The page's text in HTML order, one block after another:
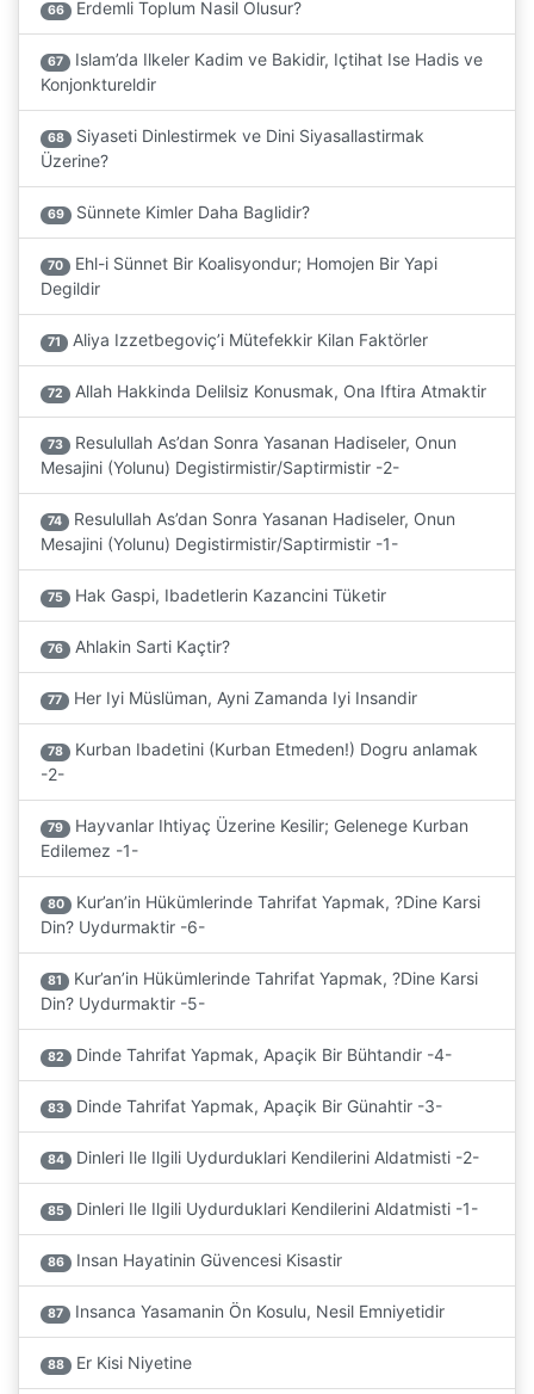
66 Erdemli Toplum Nasil Olusur?
67
Islam’da Ilkeler Kadim ve Bakidir, Içtihat Ise Hadis ve
Konjonktureldir
68
Siyaseti Dinlestirmek ve Dini Siyasallastirmak
Üzerine?
69 Sünnete Kimler Daha Baglidir?
70
Ehl-i Sünnet Bir Koalisyondur; Homojen Bir Yapi
Degildir
71 Aliya Izzetbegoviç’i Mütefekkir Kilan Faktörler
72 Allah Hakkinda Delilsiz Konusmak, Ona Iftira Atmaktir
73
Resulullah As’dan Sonra Yasanan Hadiseler, Onun
Mesajini (Yolunu) Degistirmistir/Saptirmistir -2-
74
Resulullah As’dan Sonra Yasanan Hadiseler, Onun
Mesajini (Yolunu) Degistirmistir/Saptirmistir -1-
75 Hak Gaspi, Ibadetlerin Kazancini Tüketir
76 Ahlakin Sarti Kaçtir?
77 Her Iyi Müslüman, Ayni Zamanda Iyi Insandir
78
Kurban Ibadetini (Kurban Etmeden!) Dogru anlamak
-2-
79
Hayvanlar Ihtiyaç Üzerine Kesilir; Gelenege Kurban
Edilemez -1-
80
Kur’an’in Hükümlerinde Tahrifat Yapmak, ?Dine Karsi
Din? Uydurmaktir -6-
81
Kur’an’in Hükümlerinde Tahrifat Yapmak, ?Dine Karsi
Din? Uydurmaktir -5-
82 Dinde Tahrifat Yapmak, Apaçik Bir Bühtandir -4-
83 Dinde Tahrifat Yapmak, Apaçik Bir Günahtir -3-
84 Dinleri Ile Ilgili Uydurduklari Kendilerini Aldatmisti -2-
85 Dinleri Ile Ilgili Uydurduklari Kendilerini Aldatmisti -1-
86 Insan Hayatinin Güvencesi Kisastir
87 Insanca Yasamanin Ön Kosulu, Nesil Emniyetidir
88 Er Kisi Niyetine